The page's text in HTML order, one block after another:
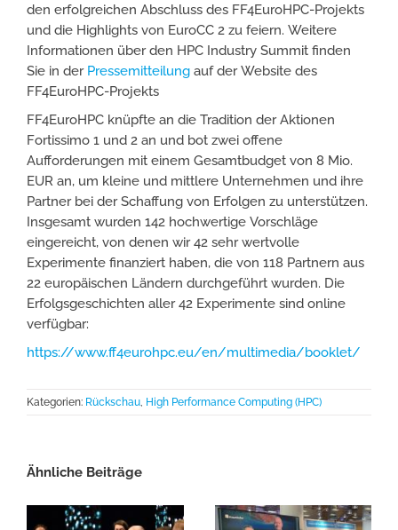
den erfolgreichen Abschluss des FF4EuroHPC-Projekts
und die Highlights von EuroCC 2 zu feiern. Weitere
Informationen über den HPC Industry Summit finden
Sie in der Pressemitteilungauf der Website des
FF4EuroHPC-Projekts
FF4EuroHPC knüpfte an die Tradition der Aktionen
Fortissimo 1 und 2 an und bot zwei offene
Aufforderungen mit einem Gesamtbudget von 8 Mio.
EUR an, um kleine und mittlere Unternehmen und ihre
Partner bei der Schaffung von Erfolgen zu unterstützen.
Insgesamt wurden 142 hochwertige Vorschläge
eingereicht, von denen wir 42 sehr wertvolle
Experimente finanziert haben, die von 118 Partnern aus
22 europäischen Ländern durchgeführt wurden. Die
Erfolgsgeschichten aller 42 Experimente sind online
verfügbar:
https://www.ff4eurohpc.eu/en/multimedia/booklet/
Kategorien: Rückschau High Performance Computing (HPC)
Ähnliche Beiträge